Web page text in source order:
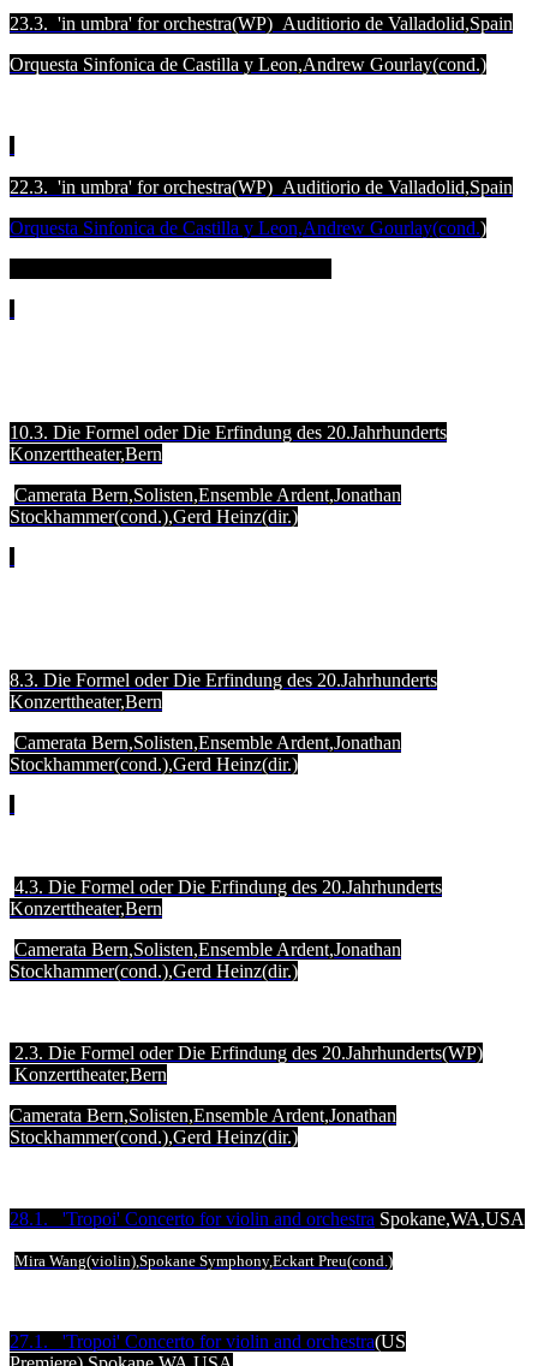
23.3. 'in umbra' for orchestra(WP) Auditiorio de Valladolid,Spain
Orquesta Sinfonica de Castilla y Leon,Andrew Gourlay(cond.)
22.3. 'in umbra' for orchestra(WP) Auditiorio de Valladolid,Spain
Orquesta Sinfonica de Castilla y Leon,Andrew Gourlay(cond.)
10.3. Die Formel oder Die Erfindung des 20.Jahrhunderts
Konzerttheater,Bern
Camerata Bern,Solisten,Ensemble Ardent,Jonathan
Stockhammer(cond.),Gerd Heinz(dir.)
8.3. Die Formel oder Die Erfindung des 20.Jahrhunderts
Konzerttheater,Bern
Camerata Bern,Solisten,Ensemble Ardent,Jonathan
Stockhammer(cond.),Gerd Heinz(dir.)
4.3. Die Formel oder Die Erfindung des 20.Jahrhunderts
Konzerttheater,Bern
Camerata Bern,Solisten,Ensemble Ardent,Jonathan
Stockhammer(cond.),Gerd Heinz(dir.)
2.3. Die Formel oder Die Erfindung des 20.Jahrhunderts(WP)
Konzerttheater,Bern
Camerata Bern,Solisten,Ensemble Ardent,Jonathan
Stockhammer(cond.),Gerd Heinz(dir.)
28.1. 'Tropoi' Concerto for violin and orchestra Spokane,WA,USA
Mira Wang(violin),Spokane Symphony,Eckart Preu(cond.)
27.1. 'Tropoi' Concerto for violin and orchestra(US